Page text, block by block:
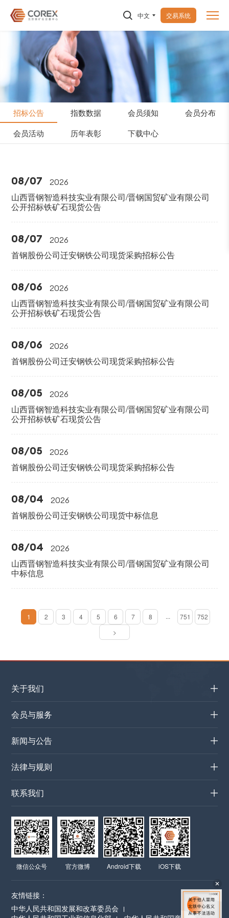
中文 交易系统
招标公告 指数数据 会员须知
会员分布
会员活动
历年表彰 下载中心
08/07 2026
山西晋钢智造科技实业有限公司/晋钢国贸矿业有限公司
公开招标铁矿石现货公告
08/07 2026
首钢股份公司迁安钢铁公司现货采购招标公告
08/06 2026
山西晋钢智造科技实业有限公司/晋钢国贸矿业有限公司
公开招标铁矿石现货公告
08/06 2026
首钢股份公司迁安钢铁公司现货采购招标公告
08/05 2026
山西晋钢智造科技实业有限公司/晋钢国贸矿业有限公司
公开招标铁矿石现货公告
08/05 2026
首钢股份公司迁安钢铁公司现货采购招标公告
08/04 2026
首钢股份公司迁安钢铁公司现货中标信息
08/04 2026
山西晋钢智造科技实业有限公司/晋钢国贸矿业有限公司
中标信息
1 2 3 4 5 6 7 8 ... 751
752
>
关于我们
会员与服务
新闻与公告
法律与规则
联系我们
微信公众号 官方微博 Android下载 iOS下载
友情链接：
中华人民共和国发展和改革委员会